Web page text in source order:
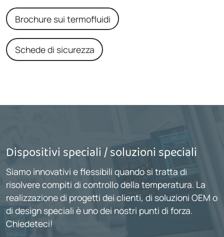
Brochure sui termofluidi
Schede di sicurezza
Dispositivi speciali / soluzioni speciali
Siamo innovativi e flessibili quando si tratta di
risolvere compiti di controllo della temperatura. La
realizzazione di progetti dei clienti, di soluzioni OEM o
di design speciali è uno dei nostri punti di forza.
Chiedeteci!